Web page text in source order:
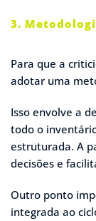
3.
Para que a
adotar uma
Isso envolve a
todo o
estruturada. A
decisões e
Outro ponto
integrada ao